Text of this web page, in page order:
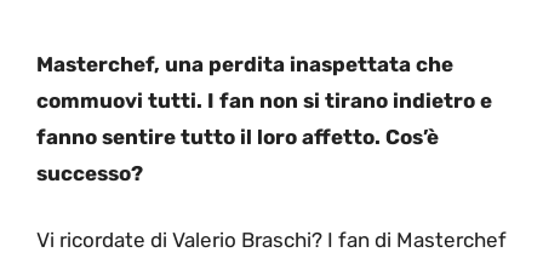
Masterchef, una perdita inaspettata che
commuovi tutti. I fan non si tirano indietro e
fanno sentire tutto il loro affetto. Cos’è
successo?
Vi ricordate di Valerio Braschi? I fan di Masterchef